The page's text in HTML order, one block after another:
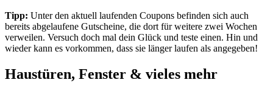
Tipp: Unter den aktuell laufenden Coupons befinden sich auch
bereits abgelaufene Gutscheine, die dort für weitere zwei Wochen
verweilen. Versuch doch mal dein Glück und teste einen. Hin und
wieder kann es vorkommen, dass sie länger laufen als angegeben!
Haustüren, Fenster & vieles mehr